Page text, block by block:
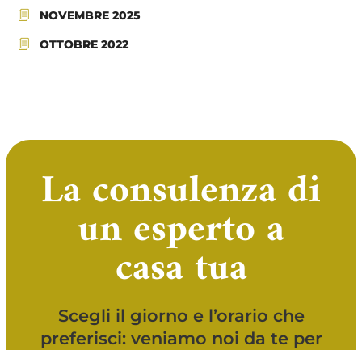
NOVEMBRE 2025
OTTOBRE 2022
La consulenza di
un esperto a
casa tua
Scegli il giorno e l’orario che
preferisci: veniamo noi da te per